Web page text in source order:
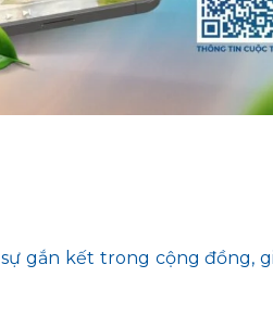
gắn kết trong cộng đồng,